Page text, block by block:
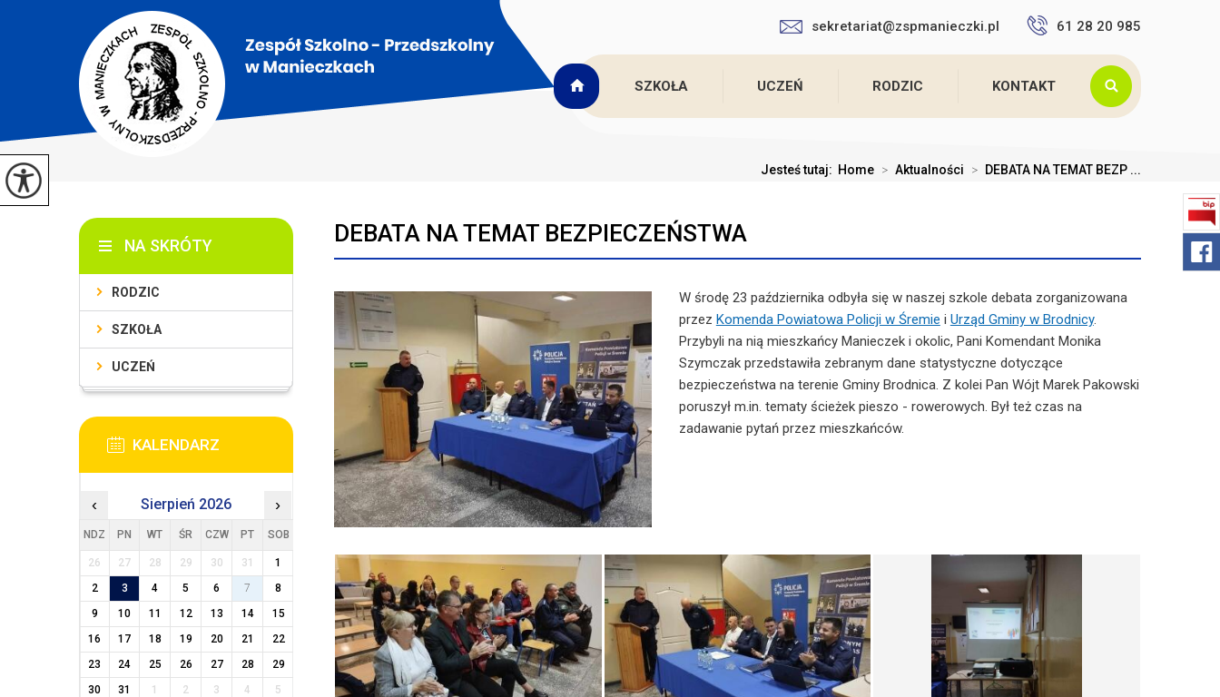
sekretariat@zspmanieczki.pl 61 28 20 985
SZKOŁA UCZEŃ RODZIC KONTAKT
Jesteś tutaj: Home > Aktualności > DEBATA NA TEMAT BEZP ...
DEBATA NA TEMAT BEZPIECZEŃSTWA
W środę 23 października odbyła się w naszej szkole debata zorganizowana
przez Komenda Powiatowa Policji w Śremie i Urząd Gminy w Brodnicy.
Przybyli na nią mieszkańcy Manieczek i okolic, Pani Komendant Monika
Szymczak przedstawiła zebranym dane statystyczne dotyczące
bezpieczeństwa na terenie Gminy Brodnica. Z kolei Pan Wójt Marek Pakowski
poruszył m.in. tematy ścieżek pieszo - rowerowych. Był też czas na
zadawanie pytań przez mieszkańców.
NA SKRÓTY
RODZIC
SZKOŁA
UCZEŃ
KALENDARZ
‹ Sierpień 2026 ›
NDZ PN WT ŚR CZW PT SOB
26 27 28 29 30 31
1
2
3 4 5 6 7
8
9
10 11 12 13 14
15
16
17 18 19 20 21
22
23
24 25 26 27 28
29
30
31 1 2 3 4 5